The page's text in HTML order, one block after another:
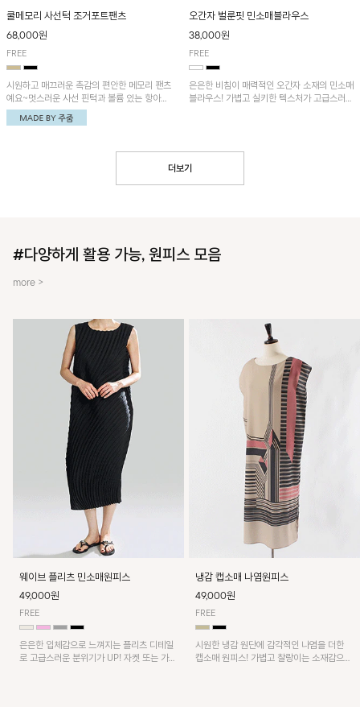
쿨메모리 사선턱 조거포트팬츠
68,000원
FREE
시원하고 매끄러운 촉감의 편안한 메모리 팬츠
예요~멋스러운 사선 핀턱과 볼륨 있는 항아리
핏이 유니크한 아이템!
오간자 벌룬핏 민소매블라우스
38,000원
FREE
은은한 비침이 매력적인 오간자 소재의 민소매
블라우스! 가볍고 실키한 텍스처가 고급스러운
더보기
#다양하게 활용 가능, 원피스 모음
more >
웨이브 플리츠 민소매원피스
49,000원
FREE
은은한 입체감으로 느껴지는 플리츠 디테일
로 고급스러운 분위기가 UP! 자켓 또는 가디
냉감 캡소매 나염원피스
49,000원
FREE
시원한 냉감 원단에 감각적인 나염을 더한
캡소매 원피스! 가볍고 찰랑이는 소재감으로